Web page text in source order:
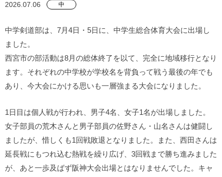
2026.07.06 中
中学剣道部は、7月4日・5日に、中学生総合体育大会に出場し
ました。
西宮市の部活動は8月の総体終了を以て、完全に地域移行となり
ます。それぞれの中学校が学校名を背負って戦う最後の年でも
あり、今大会にかける思いも一層強まる大会になりました。
1日目は個人戦が行われ、男子4名、女子1名が出場しました。
女子部員の荒木さんと男子部員の佐野さん・山名さんは健闘し
ましたが、惜しくも1回戦敗退となりました。また、西田さんは
延長戦にもつれ込む熱戦を繰り広げ、3回戦まで勝ち進みました
が、あと一歩及ばず阪神大会出場とはなりませんでした。キャ